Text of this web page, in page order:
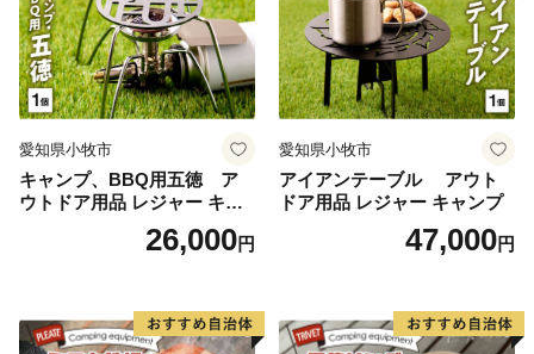
愛知県小牧市
キャンプ、BBQ用五徳 ア
ウトドア用品 レジャー キャ
ンプ バーベキュー BBQ 五徳
26,000円
愛知県小牧市
アイアンテーブル アウト
ドア用品 レジャー キャンプ
47,000円